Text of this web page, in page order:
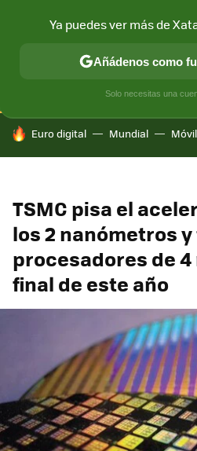
CONECTIVIDAD MÓVIL Y
HOY SE HABLA DE
Euro digital Mundial
TSMC pisa el
los 2 nanómetros
procesadores de
final de este año
Ya puedes ver más de
Añádenos como
Solo necesitas una